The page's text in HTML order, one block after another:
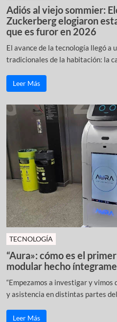
Adiós al viejo sommier:
Zuckerberg elogiaron
que es furor en 2026
El avance de la tecnología llegó a
tradicionales de la habitación: la
Leer Más
TECNOLOGÍA
“Aura»: cómo es el
modular hecho
“Empezamos a investigar y
y asistencia en distintas partes
Leer Más